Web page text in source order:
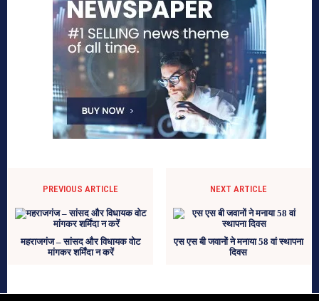
PREVIOUS ARTICLE
महराजगंज – सांसद और विधायक वोट
मांगकर शर्मिंदा न करें
NEXT ARTICLE
एस एस बी जवानों ने मनाया 58 वां स्थापना
दिवस